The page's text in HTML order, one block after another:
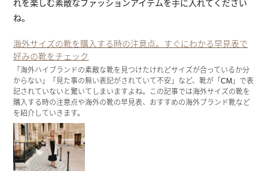
れを楽しむ素敵なファッションアイテムを手に入れてください
ね。
海外サイズの靴を購入する時の注意点。すぐにわかる早見表で
好みの靴をチェック
「海外ハイブランドの素敵な靴を見つけたけれどサイズが合っているか分
からない」「見た事の無い表記がされていて不安」など、靴が「CM」で表
記されていないと驚いてしまいますよね。この記事では海外サイズの靴を
購入する時の注意点や海外の靴の早見表、おすすめの海外ブランド靴など
を紹介していきます。